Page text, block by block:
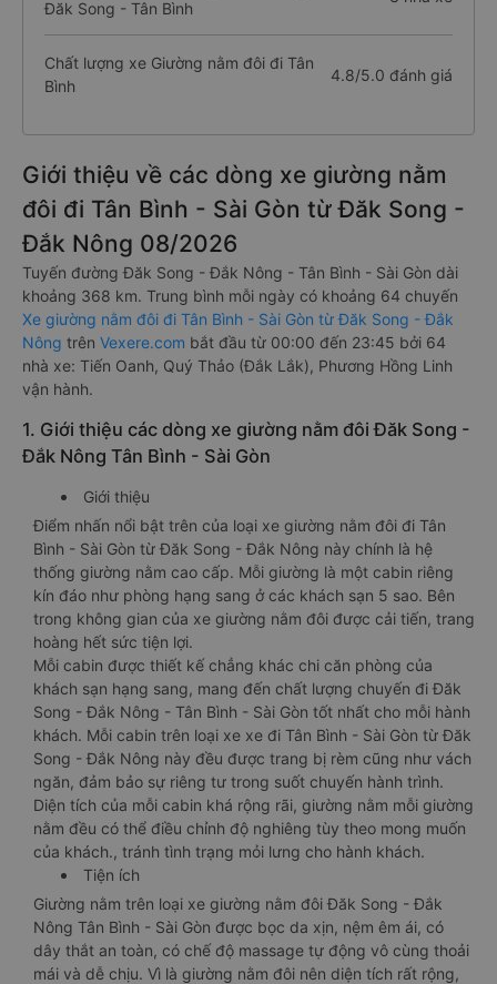
Đăk Song - Tân Bình
Chất lượng xe Giường nằm đôi đi Tân
Bình
4.8/5.0 đánh giá
Giới thiệu về các dòng xe giường nằm
đôi đi Tân Bình - Sài Gòn từ Đăk Song -
Đắk Nông 08/2026
Tuyến đường Đăk Song - Đắk Nông - Tân Bình - Sài Gòn dài
khoảng 368 km. Trung bình mỗi ngày có khoảng 64 chuyến
Xe giường nằm đôi đi Tân Bình - Sài Gòn từ Đăk Song - Đắk
Nông trên Vexere.com bắt đầu từ 00:00 đến 23:45 bởi 64
nhà xe: Tiến Oanh, Quý Thảo (Đắk Lắk), Phương Hồng Linh
vận hành.
1. Giới thiệu các dòng xe giường nằm đôi Đăk Song -
Đắk Nông Tân Bình - Sài Gòn
Giới thiệu
Điểm nhấn nổi bật trên của loại xe giường nằm đôi đi Tân
Bình - Sài Gòn từ Đăk Song - Đắk Nông này chính là hệ
thống giường nằm cao cấp. Mỗi giường là một cabin riêng
kín đáo như phòng hạng sang ở các khách sạn 5 sao. Bên
trong không gian của xe giường nằm đôi được cải tiến, trang
hoàng hết sức tiện lợi.
Mỗi cabin được thiết kế chẳng khác chi căn phòng của
khách sạn hạng sang, mang đến chất lượng chuyến đi Đăk
Song - Đắk Nông - Tân Bình - Sài Gòn tốt nhất cho mỗi hành
khách. Mỗi cabin trên loại xe xe đi Tân Bình - Sài Gòn từ Đăk
Song - Đắk Nông này đều được trang bị rèm cũng như vách
ngăn, đảm bảo sự riêng tư trong suốt chuyến hành trình.
Diện tích của mỗi cabin khá rộng rãi, giường nằm mỗi giường
nằm đều có thể điều chỉnh độ nghiêng tùy theo mong muốn
của khách., tránh tình trạng mỏi lưng cho hành khách.
Tiện ích
Giường nằm trên loại xe giường nằm đôi Đăk Song - Đắk
Nông Tân Bình - Sài Gòn được bọc da xịn, nệm êm ái, có
dây thắt an toàn, có chế độ massage tự động vô cùng thoải
mái và dễ chịu. Vì là giường nằm đôi nên diện tích rất rộng,